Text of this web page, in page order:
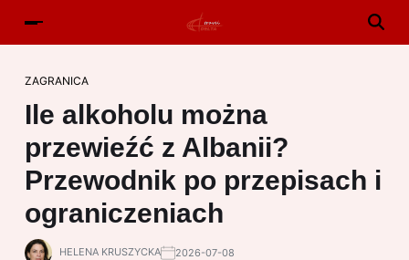
ZAGRANICA
Ile alkoholu można
przewieźć z Albanii?
Przewodnik po przepisach i
ograniczeniach
HELENA KRUSZYCKA 2026-07-08